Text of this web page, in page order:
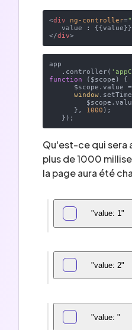
<div ng-controller=
</div>
app
   .controller(
function ( $scope ) {
      $scope.value =
window
      },
1000 );
Qu'est-ce qui sera
plus de 1000
la page aura été
"value: 1"
"value: 2"
"value: "